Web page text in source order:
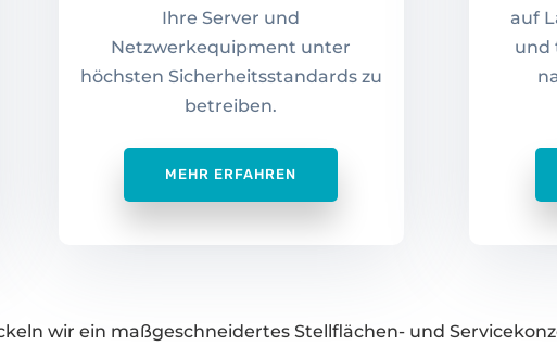
Ihre Server und
Netzwerkequipment unter
höchsten Sicherheitsstandards zu
betreiben.
MEHR ERFAHREN
auf
und
wir ein maßgeschneidertes Stellflächen- und